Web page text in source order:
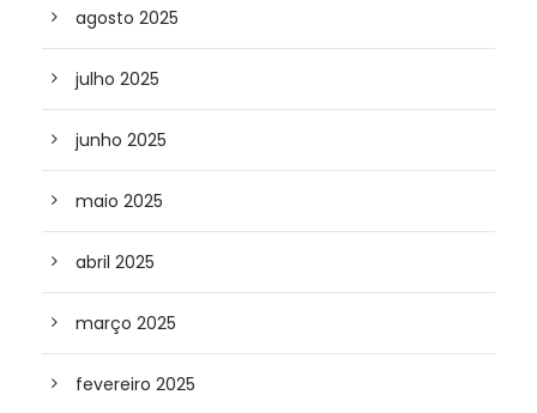
agosto 2025
julho 2025
junho 2025
maio 2025
abril 2025
março 2025
fevereiro 2025